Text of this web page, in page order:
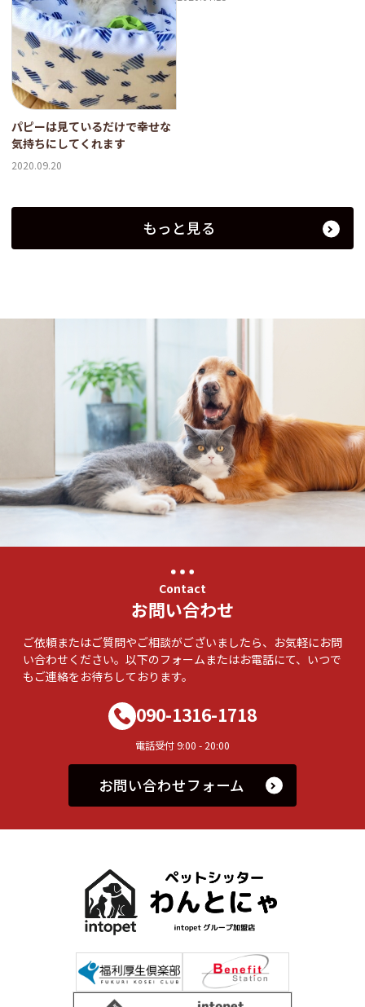
パピーは見ているだけで幸せな
気持ちにしてくれます
2020.09.20
もっと見る
Contact
お問い合わせ
ご依頼またはご質問やご相談がございましたら、お気軽にお問
い合わせください。以下のフォームまたはお電話にて、いつで
もご連絡をお待ちしております。
090-1316-1718
電話受付 9:00 - 20:00
お問い合わせフォーム